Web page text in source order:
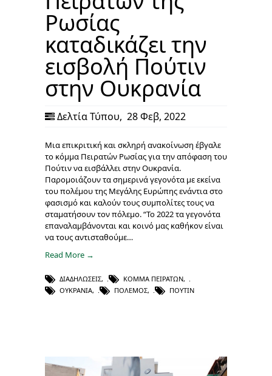
Ρωσίας
καταδικάζει την
εισβολή Πούτιν
στην Ουκρανία
Δελτία Τύπου, 28 Φεβ, 2022
Μια επικριτική και σκληρή ανακοίνωση έβγαλε
το κόμμα Πειρατών Ρωσίας για την απόφαση του
Πούτιν να εισβάλλει στην Ουκρανία.
Παρομοιάζουν τα σημερινά γεγονότα με εκείνα
του πολέμου της Μεγάλης Ευρώπης ενάντια στο
φασισμό και καλούν τους συμπολίτες τους να
σταματήσουν τον πόλεμο. “Το 2022 τα γεγονότα
επαναλαμβάνονται και κοινό μας καθήκον είναι
να τους αντισταθούμε…
Read More →
ΔΙΑΔΗΛΏΣΕΙΣ, ΚΌΜΜΑ ΠΕΙΡΑΤΏΝ,
ΟΥΚΡΑΝΊΑ, ΠΌΛΕΜΟΣ, ΠΟΎΤΙΝ